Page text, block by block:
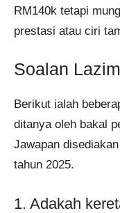
RM140k tetapi
prestasi atau ciri
Soalan Lazim
Berikut ialah
ditanya oleh bakal
Jawapan
tahun 2025.
1. Adakah